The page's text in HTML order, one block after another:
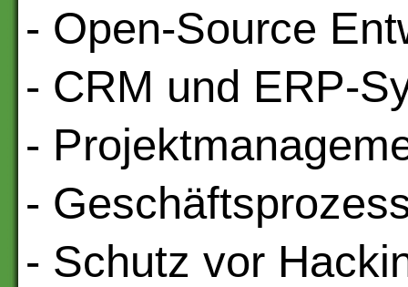
- Open-Source
- CRM und ERP-
-
-
- Schutz vor